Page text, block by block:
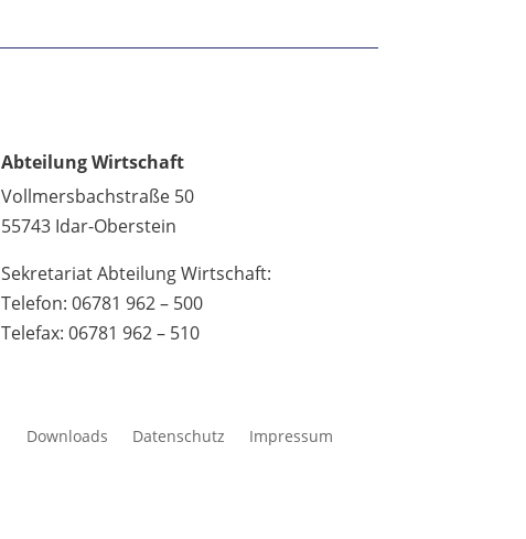
Abteilung Wirtschaft
Vollmersbachstraße 50
55743 Idar-Oberstein
Sekretariat Abteilung Wirtschaft:
Telefon: 06781 962 – 500
Telefax: 06781 962 – 510
Downloads Datenschutz Impressum